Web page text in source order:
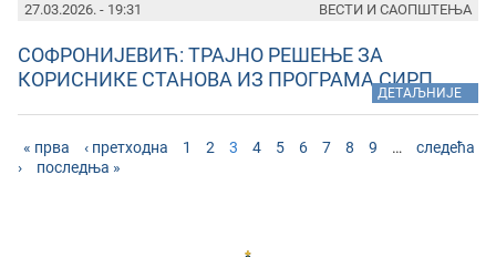
27.03.2026. - 19:31
СОФРОНИЈЕВИЋ: ТРАЈНО РЕШЕЊЕ ЗА
КОРИСНИКЕ СТАНОВА ИЗ ПРОГРАМА СИРП
ДЕТАЉНИЈЕ
ВЕСТИ И САОПШТЕЊА
« прва ‹ претходна 1 2 3 4 5 6 7 8 9 …
следећа
›
последња »